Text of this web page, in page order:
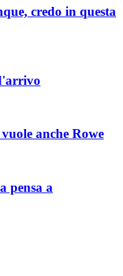
credo in questa
anche Rowe
pensa a